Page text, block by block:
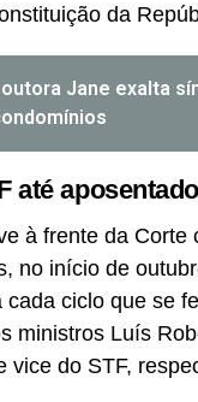
da
Jane exalta
até
à frente da
no início de
cada ciclo que se
ministros Luís
vice do STF,